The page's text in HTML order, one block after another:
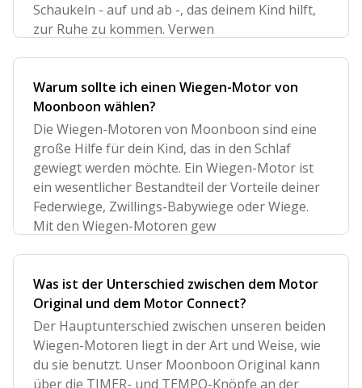
Schaukeln - auf und ab -, das deinem Kind hilft,
zur Ruhe zu kommen. Verwen
Warum sollte ich einen Wiegen-Motor von
Moonboon wählen?
Die Wiegen-Motoren von Moonboon sind eine
große Hilfe für dein Kind, das in den Schlaf
gewiegt werden möchte. Ein Wiegen-Motor ist
ein wesentlicher Bestandteil der Vorteile deiner
Federwiege, Zwillings-Babywiege oder Wiege.
Mit den Wiegen-Motoren gew
Was ist der Unterschied zwischen dem Motor
Original und dem Motor Connect?
Der Hauptunterschied zwischen unseren beiden
Wiegen-Motoren liegt in der Art und Weise, wie
du sie benutzt. Unser Moonboon Original kann
über die TIMER- und TEMPO-Knöpfe an der